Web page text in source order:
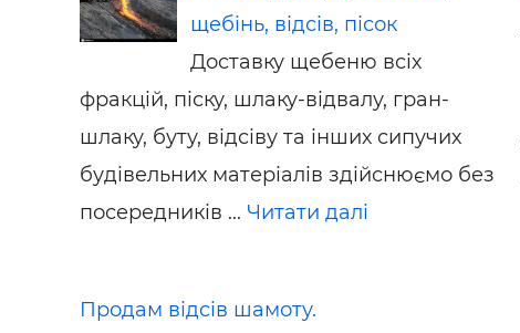
щебінь, відсів, пісок
Доставку щебеню всіх
фракцій, піску, шлаку-відвалу, гран-
шлаку, буту, відсіву та інших сипучих
будівельних матеріалів здійснюємо без
посередників ... Читати далі
Продам відсів шамоту.